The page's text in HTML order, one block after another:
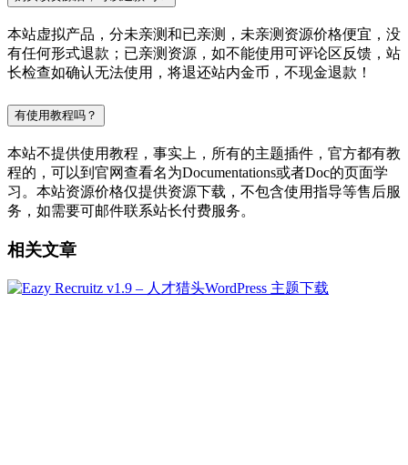
本站虚拟产品，分未亲测和已亲测，未亲测资源价格便宜，没
有任何形式退款；已亲测资源，如不能使用可评论区反馈，站
长检查如确认无法使用，将退还站内金币，不现金退款！
有使用教程吗？
本站不提供使用教程，事实上，所有的主题插件，官方都有教
程的，可以到官网查看名为Documentations或者Doc的页面学
习。本站资源价格仅提供资源下载，不包含使用指导等售后服
务，如需要可邮件联系站长付费服务。
相关文章